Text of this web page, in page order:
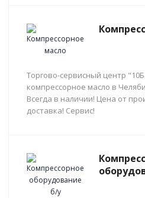
Торгово-сервисный центр
компрессорное масло в
Всегда в наличии! Цена от
доставка! Сервис!